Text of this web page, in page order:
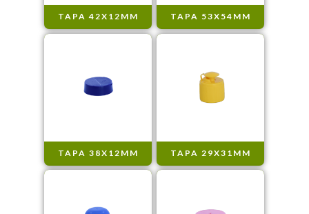
TAPA 42X12MM TAPA 53X54MM
TAPA 38X12MM TAPA 29X31MM